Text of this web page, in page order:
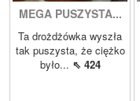
MEGA PUSZYSTA...
Ta drożdżówka wyszła
tak puszysta, że ciężko
było... ⇖ 424